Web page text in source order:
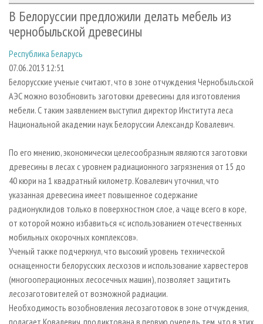
ЛЕСОЗАГОТОВКА
ЛЕСОПИЛЕНИЕ
СУШКА ДРЕВЕСИНЫ
ПРОИЗВОДСТВО ДРЕВЕСНЫХ ПЛИТ
ДЕРЕВЯННОЕ ДОМОСТРОЕНИЕ
ПРОИЗВОДСТВО МЕБЕЛИ
ЦБП
ИНСТРУМЕНТ И МАТЕРИАЛЫ
НОВОСТИ ЛПК
НОВОСТИ ЖУРНАЛА
АНАЛИТИКА
ПРЕДПРИЯТИЯ ЛПК
ПЕРСОНЫ
МОБИЛЬНЫЕ ВЫСТАВКИ
ОФИЦИАЛЬНЫЕ ДЕЛЕГАЦИИ
ПРИОРИТЕТНЫЕ ИНВЕСТПРОЕКТЫ
ГАЗЕТА ЛЕСПРОМФОРУМ
БИБЛИОТЕКА СПЕЦИАЛИСТА
АРХИВ
АРХИВ ЖУРНАЛОВ
СТАТЬИ
О ЖУРНАЛЕ
ПОДПИСКА
КОНТАКТЫ
РЕКЛАМОДАТЕЛЯМ
РЕКЛАМА
РЕКЛАМА НА САЙТЕ
В Белоруссии предложили делать мебель из
чернобыльской древесины
Республика Беларусь
07.06.2013 12:51
Белорусские ученые считают, что в зоне отчуждения Чернобыльской
АЭС можно возобновить заготовки древесины для изготовления
мебели. С таким заявлением выступил директор Института леса
Национальной академии наук Белоруссии Александр Ковалевич.
По его мнению, экономически целесообразным являются заготовки
древесины в лесах с уровнем радиационного загрязнения от 15 до
40 кюри на 1 квадратный километр. Ковалевич уточнил, что
указанная древесина имеет повышенное содержание
радионуклидов только в поверхностном слое, а чаще всего в коре,
от которой можно избавиться «с использованием отечественных
мобильных окорочных комплексов».
Ученый также подчеркнул, что высокий уровень технической
оснащенности белорусских лесхозов и использование харвестеров
(многооперационных лесосечных машин), позволяет защитить
лесозаготовителей от возможной радиации.
Необходимость возобновления лесозаготовок в зоне отчуждения,
полагает Ковалевич, продиктована в первую очередь тем, что в этих